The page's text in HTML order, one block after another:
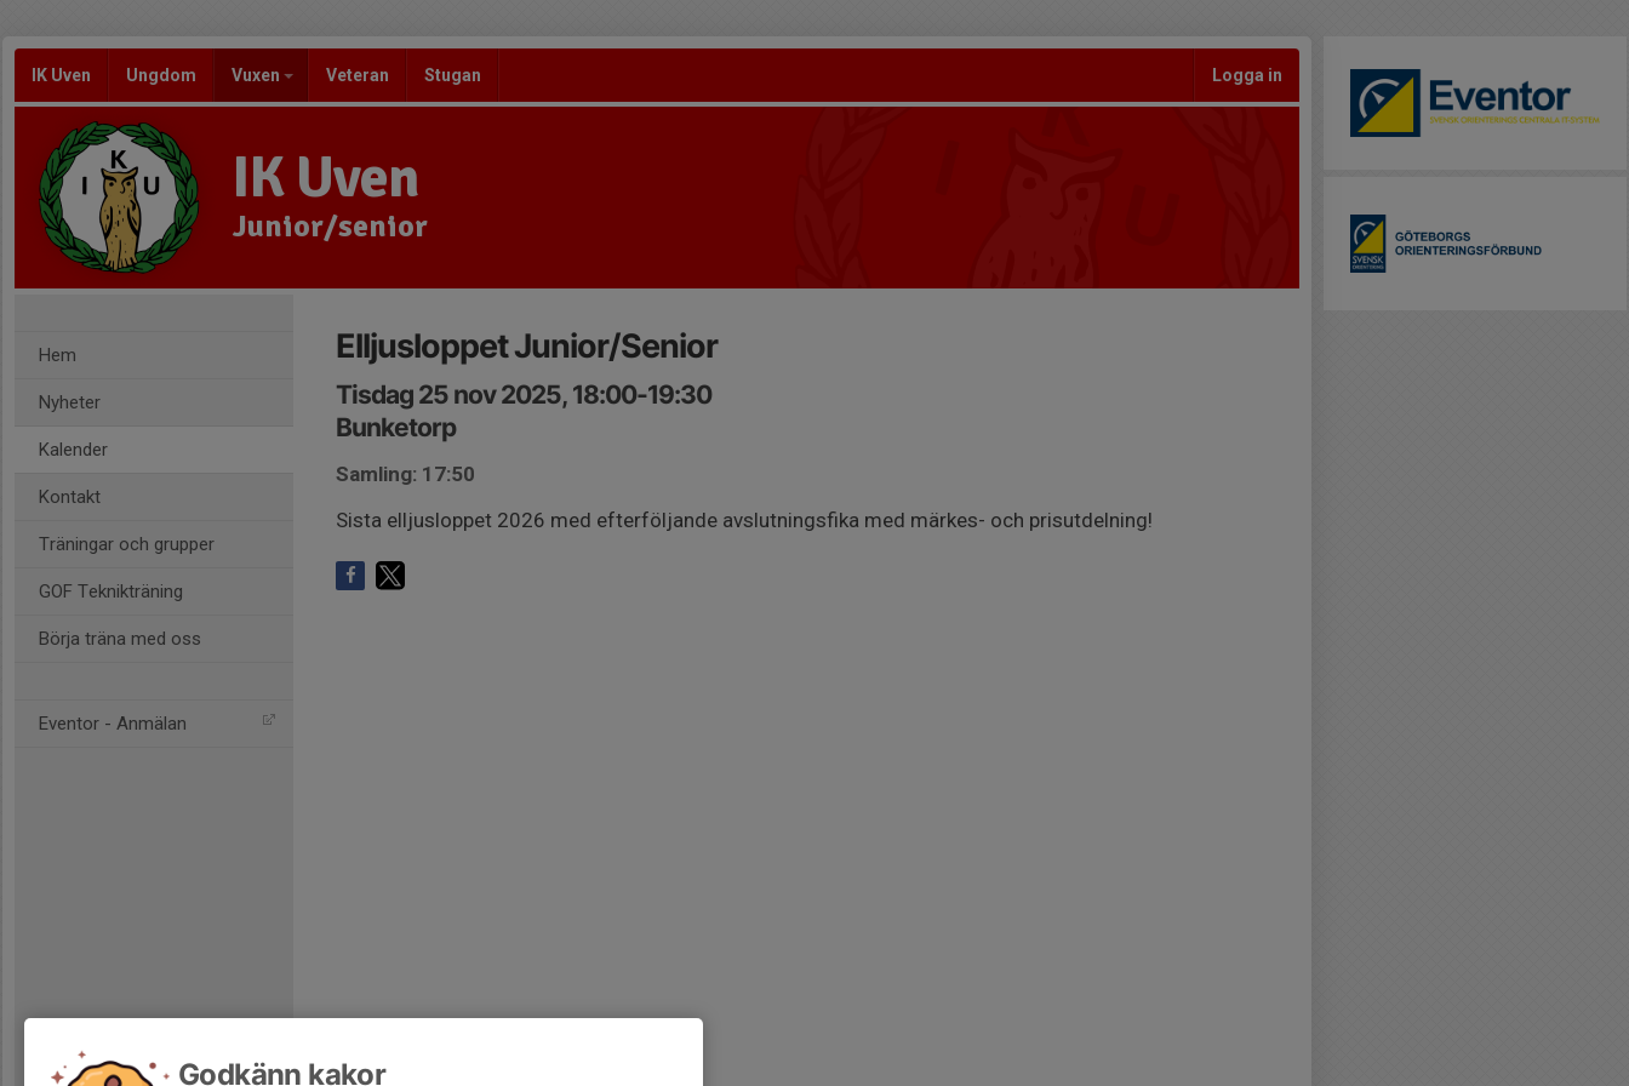
IK Uven Ungdom Vuxen Veteran Stugan Logga in
IK Uven
Junior/senior
Hem
Nyheter
Kalender
Kontakt
Träningar och grupper
GOF Teknikträning
Börja träna med oss
Eventor - Anmälan
Elljusloppet Junior/Senior
Tisdag 25 nov 2025, 18:00-19:30
Bunketorp
Samling: 17:50
Sista elljusloppet 2026 med efterföljande avslutningsfika med märkes- och prisutdelning!
Godkänn kakor